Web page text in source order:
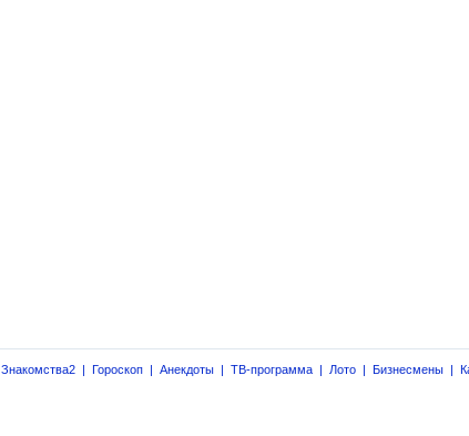
Знакомства2 | Гороскоп | Анекдоты | ТВ-программа | Лото | Бизнесмены |